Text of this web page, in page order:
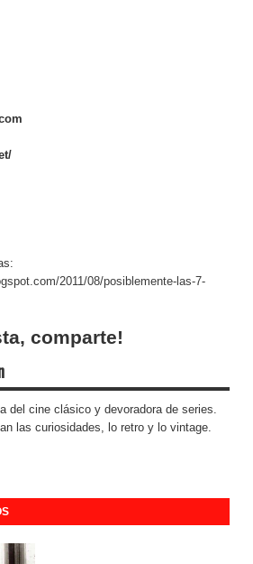
2011/08/posiblemente-las-7-
comparte!
del cine clásico y devoradora de series.
las curiosidades, lo retro y lo vintage.